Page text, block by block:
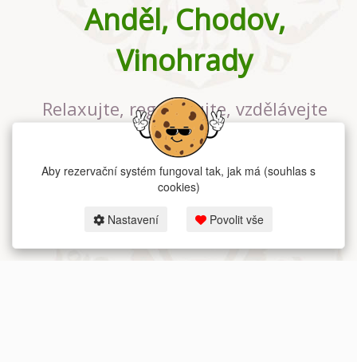
Anděl, Chodov,
Vinohrady
Relaxujte, regenerujte, vzdělávejte
se v největším jógovém studiu v
Praze
Aby rezervační systém fungoval tak, jak má (souhlas s
cookies)
Nastavení Povolit vše